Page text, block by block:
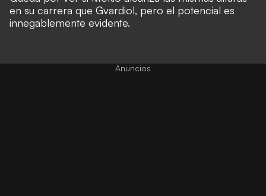
en su carrera que Gvardiol, pero el potencial es
innegablemente evidente.